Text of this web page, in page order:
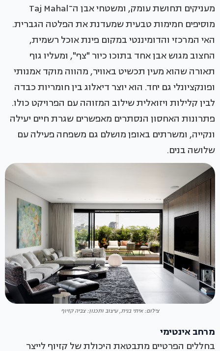
מעניקים תחושת עומק, ומשטחי אבן ה־Taj Mahal
מוסיפים חמימות טבעית שמעדנת את הפלטה הגברית.
האי המרכזי והדומיננטי במקום פינת אוכל רשמית,
החצוב מגוש אבן אחד בתוכו כיור "צף", ומעליו גוף
תאורה שהוא מעין תכשיט באוויר, מהווה מוקד אמנותי
ופונקציונלי גם יחד. הוא יוצר דיאלוג בין חומריות כבדה
לבין קלילות ויזואלית שילוב המזוהה עם הפרויקט כולו.
פתרונות האחסון הנסתרים מאפשרים שגרת חיים יעילה
ונקייה, ומשרתים באופן מושלם גם משפחה פעילה עם
שלושה בנים.
צילום: איתי בנית, עיצוב ותכנון: צביה קזיוף
מרחב אינטימי
בחללים הפרטיים מתבטאת היכולת של קזיוף לייצר